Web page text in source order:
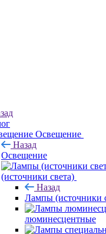
Освещение
Назад
Освещение
(источники света)
Назад
Лампы (источники
люминесцентные